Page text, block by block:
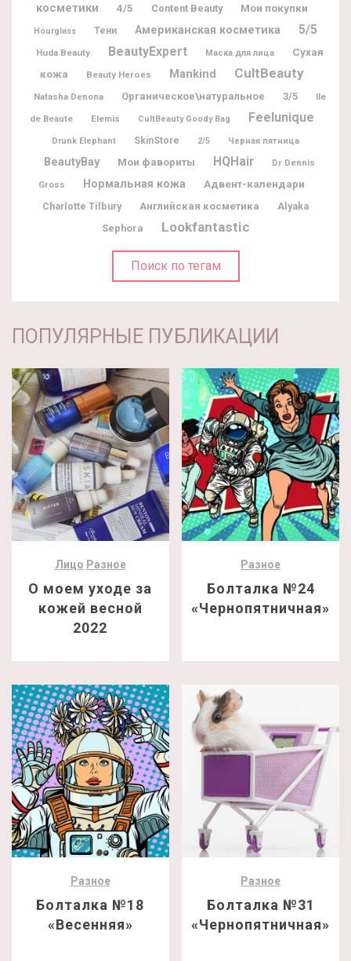
косметики
4/5 Content Beauty Мои покупки
Hourglass Тени Американская косметика 5/5
Huda Beauty BeautyExpert Маска для лица
Сухая
кожа
Beauty Heroes Mankind CultBeauty
Natasha Denona Органическое\натуральное 3/5
Ile
de Beaute
Elemis CultBeauty Goody Bag Feelunique
Drunk Elephant SkinStore 2/5 Черная пятница
BeautyBay Мои фавориты HQHair
Dr Dennis
Gross
Нормальная кожа Адвент-календари
Charlotte Tilbury Английская косметика
Alyaka
Sephora
Lookfantastic
Поиск по тегам
ПОПУЛЯРНЫЕ ПУБЛИКАЦИИ
Лицо Разное
О моем уходе за
кожей весной
2022
Разное
Болталка №24
«Чернопятничная»
Разное
Болталка №18
«Весенняя»
Разное
Болталка №31
«Чернопятничная»